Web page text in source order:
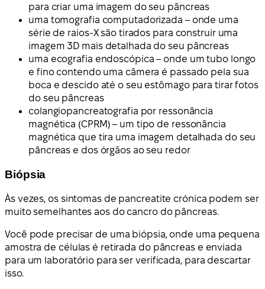
para criar uma imagem do seu pâncreas
uma tomografia computadorizada – onde uma
série de raios-X são tirados para construir uma
imagem 3D mais detalhada do seu pâncreas
uma ecografia endoscópica – onde um tubo longo
e fino contendo uma câmera é passado pela sua
boca e descido até o seu estômago para tirar fotos
do seu pâncreas
colangiopancreatografia por ressonância
magnética (CPRM) – um tipo de ressonância
magnética que tira uma imagem detalhada do seu
pâncreas e dos órgãos ao seu redor
Biópsia
Às vezes, os sintomas de pancreatite crónica podem ser
muito semelhantes aos do cancro do pâncreas.
Você pode precisar de uma biópsia, onde uma pequena
amostra de células é retirada do pâncreas e enviada
para um laboratório para ser verificada, para descartar
isso.